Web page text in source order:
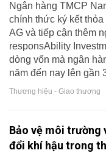
Ngân hàng TMCP
chính thức ký kết
AG và tiếp cận thêm
responsAbility
dòng vốn mà ngân
năm đến nay lên gần
Thương hiệu - Giao thương
Bảo vệ môi trường
đổi khí hậu trong